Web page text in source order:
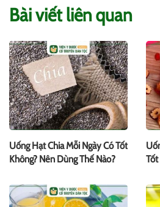
Bài viết liên quan
Uống Hạt Chia Mỗi Ngày Có Tốt
Không? Nên Dùng Thế Nào?
Tốt